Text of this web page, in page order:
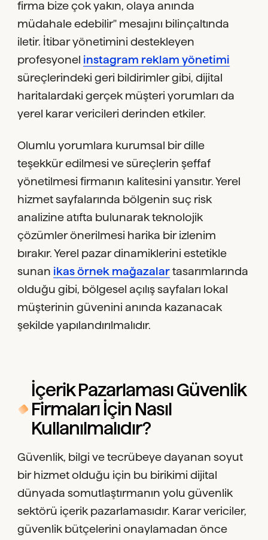
firma bize çok yakın, olaya anında
müdahale edebilir" mesajını bilinçaltında
iletir. İtibar yönetimini destekleyen
profesyonel instagram reklam yönetimi
süreçlerindeki geri bildirimler gibi, dijital
haritalardaki gerçek müşteri yorumları da
yerel karar vericileri derinden etkiler.
Olumlu yorumlara kurumsal bir dille
teşekkür edilmesi ve süreçlerin şeffaf
yönetilmesi firmanın kalitesini yansıtır. Yerel
hizmet sayfalarında bölgenin suç risk
analizine atıfta bulunarak teknolojik
çözümler önerilmesi harika bir izlenim
bırakır. Yerel pazar dinamiklerini estetikle
sunan ikas örnek mağazalar tasarımlarında
olduğu gibi, bölgesel açılış sayfaları lokal
müşterinin güvenini anında kazanacak
şekilde yapılandırılmalıdır.
İçerik Pazarlaması Güvenlik
Firmaları İçin Nasıl
Kullanılmalıdır?
Güvenlik, bilgi ve tecrübeye dayanan soyut
bir hizmet olduğu için bu birikimi dijital
dünyada somutlaştırmanın yolu güvenlik
sektörü içerik pazarlamasıdır. Karar vericiler,
güvenlik bütçelerini onaylamadan önce